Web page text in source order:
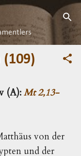
(A):Mt 2,13-
von der
und der